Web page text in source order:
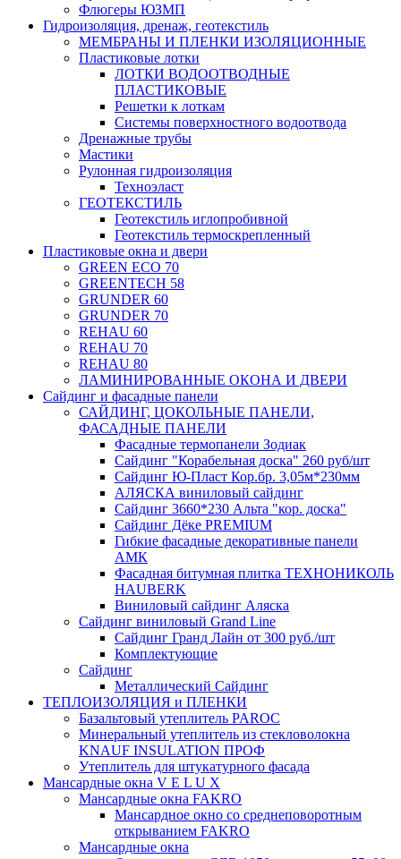
Флюгеры ЮЗМП
Гидроизоляция, дренаж, геотекстиль
МЕМБРАНЫ И ПЛЕНКИ ИЗОЛЯЦИОННЫЕ
Пластиковые лотки
ЛОТКИ ВОДООТВОДНЫЕ
ПЛАСТИКОВЫЕ
Решетки к лоткам
Системы поверхностного водоотвода
Дренажные трубы
Мастики
Рулонная гидроизоляция
Техноэласт
ГЕОТЕКСТИЛЬ
Геотекстиль иглопробивной
Геотекстиль термоскрепленный
Пластиковые окна и двери
GREEN ECO 70
GREENTECH 58
GRUNDER 60
GRUNDER 70
REHAU 60
REHAU 70
REHAU 80
ЛАМИНИРОВАННЫЕ ОКОНА И ДВЕРИ
Сайдинг и фасадные панели
САЙДИНГ, ЦОКОЛЬНЫЕ ПАНЕЛИ,
ФАСАДНЫЕ ПАНЕЛИ
Фасадные термопанели Зодиак
Сайдинг "Корабельная доска" 260 руб/шт
Сайдинг Ю-Пласт Кор.бр. 3,05м*230мм
АЛЯСКА виниловый сайдинг
Сайдинг 3660*230 Альта "кор. доска"
Сайдинг Дёке PREMIUM
Гибкие фасадные декоративные панели
АМК
Фасадная битумная плитка ТЕХНОНИКОЛЬ
HAUBERK
Виниловый сайдинг Аляска
Сайдинг виниловый Grand Line
Сайдинг Гранд Лайн от 300 руб./шт
Комплектующие
Сайдинг
Металлический Сайдинг
ТЕПЛОИЗОЛЯЦИЯ и ПЛЕНКИ
Базальтовый утеплитель PAROC
Минеральный утеплитель из стекловолокна
KNAUF INSULATION ПРОФ
Утеплитель для штукатурного фасада
Мансардные окна V E L U X
Мансардные окна FAKRO
Мансардное окно со среднеповоротным
открыванием FAKRO
Мансардные окна